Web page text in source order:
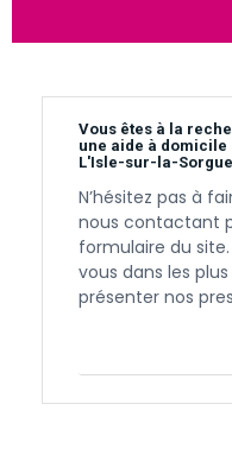
Vous êtes à la
une aide à
L'Isle-sur-la-
N’hésitez pas à
nous contactant
formulaire du
vous dans les
présenter nos